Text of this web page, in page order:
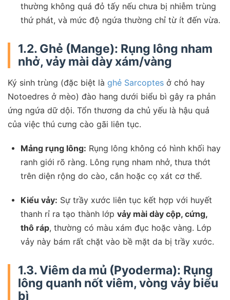
thường không quá đỏ tấy nếu chưa bị nhiễm trùng
thứ phát, và mức độ ngứa thường chỉ từ ít đến vừa.
1.2. Ghẻ (Mange): Rụng lông nham
nhở, vảy mài dày xám/vàng
Ký sinh trùng (đặc biệt là ghẻ Sarcoptes ở chó hay
Notoedres ở mèo) đào hang dưới biểu bì gây ra phản
ứng ngứa dữ dội. Tổn thương da chủ yếu là hậu quả
của việc thú cưng cào gãi liên tục.
Mảng rụng lông: Rụng lông không có hình khối hay
ranh giới rõ ràng. Lông rụng nham nhở, thưa thớt
trên diện rộng do cào, cắn hoặc cọ xát cơ thể.
Kiểu vảy: Sự trầy xước liên tục kết hợp với huyết
thanh rỉ ra tạo thành lớp vảy mài dày cộp, cứng,
thô ráp, thường có màu xám đục hoặc vàng. Lớp
vảy này bám rất chặt vào bề mặt da bị trầy xước.
1.3. Viêm da mủ (Pyoderma): Rụng
lông quanh nốt viêm, vòng vảy biểu
bì